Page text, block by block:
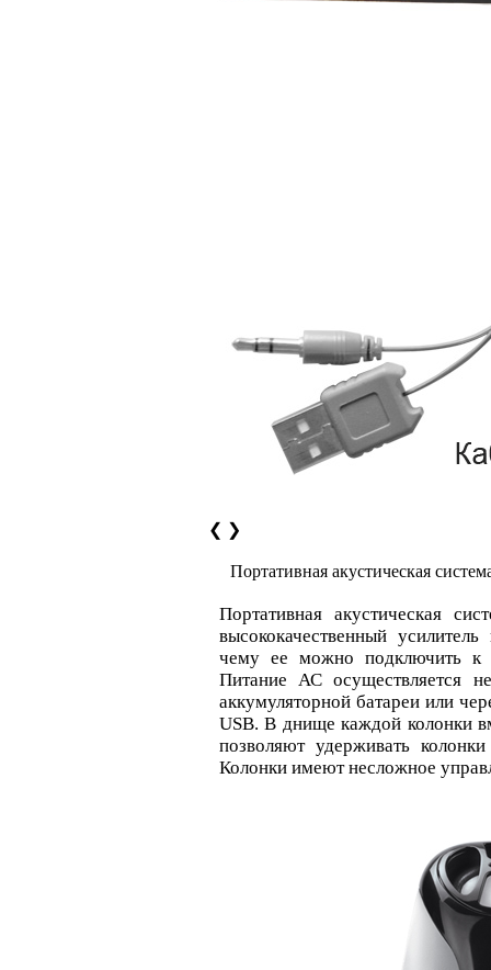
❮ ❯
Портативная акустическая
Портативная акустическая
высококачественный
чему ее можно подключить к
Питание АС осуществляется
аккумуляторной батареи или
USB. В днище каждой колонки
позволяют удерживать
Колонки имеют несложное